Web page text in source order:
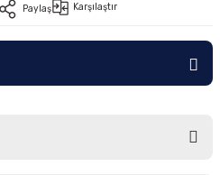
Paylaş Karşılaştır